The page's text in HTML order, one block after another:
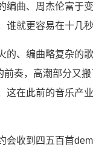
编曲、周杰伦富于
就更容易在十几
的、编曲略复杂的
奏，高潮部分又
这在此前的音乐产
会收到四五百首